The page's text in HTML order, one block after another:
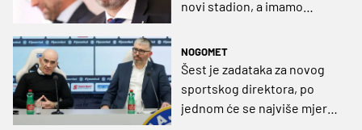
novi stadion, a imamo
sportskog direktora"
NOGOMET
Šest je zadataka za novog
sportskog direktora, po
jednom će se najviše mjeriti